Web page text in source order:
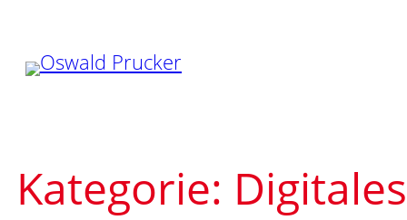
Inhalt
springen
Kategorie: Digitales